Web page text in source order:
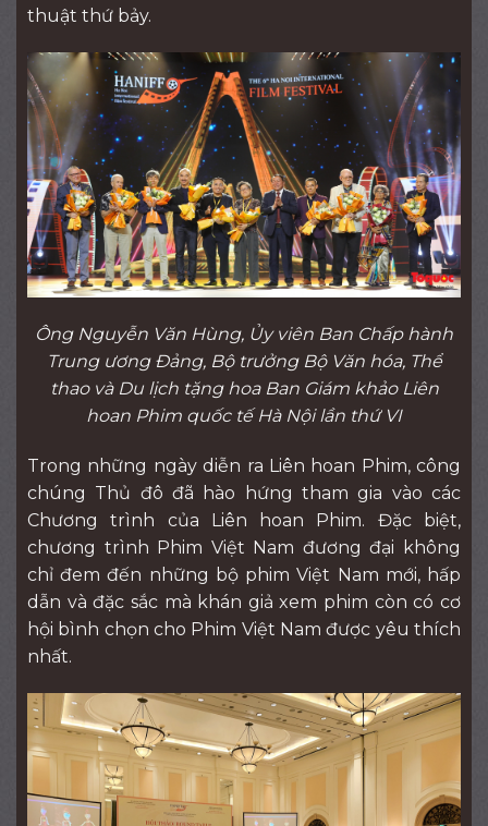
thuật thứ bảy.
Ông Nguyễn Văn Hùng, Ủy viên Ban Chấp hành
Trung ương Đảng, Bộ trưởng Bộ Văn hóa, Thể
thao và Du lịch tặng hoa Ban Giám khảo Liên
hoan Phim quốc tế Hà Nội lần thứ VI
Trong những ngày diễn ra Liên hoan Phim, công
chúng Thủ đô đã hào hứng tham gia vào các
Chương trình của Liên hoan Phim. Đặc biệt,
chương trình Phim Việt Nam đương đại không
chỉ đem đến những bộ phim Việt Nam mới, hấp
dẫn và đặc sắc mà khán giả xem phim còn có cơ
hội bình chọn cho Phim Việt Nam được yêu thích
nhất.